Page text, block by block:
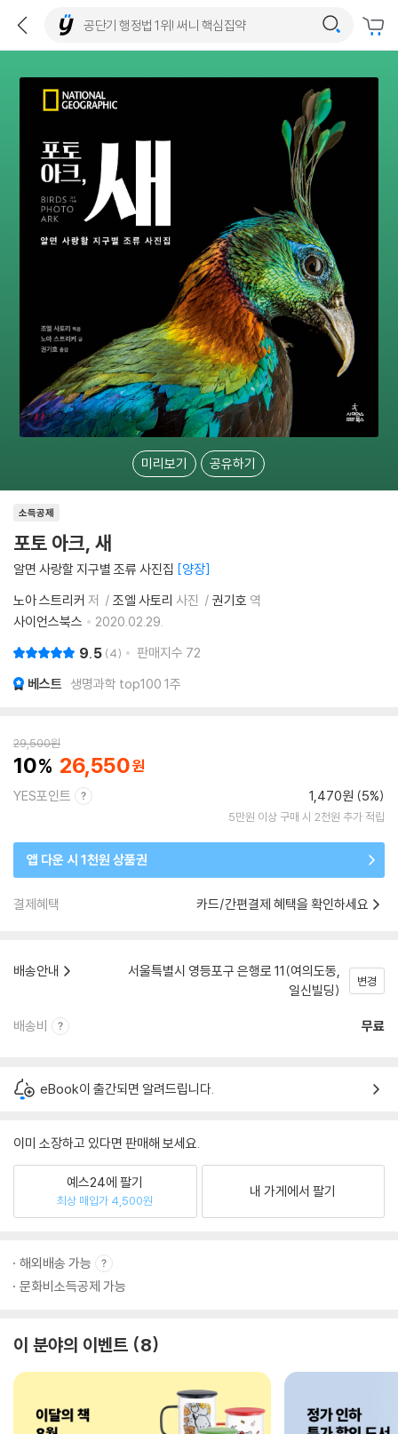
미리보기 공유하기
소득공제
포토 아크, 새
알면 사랑할 지구별 조류 사진집 양장
노아 스트리커 저 조엘 사토리 사진 권기호 역
사이언스북스
2020.02.29.
9.5 4 판매지수 72
베스트 생명과학 top100 1주
29,500원
10 26,550
YES포인트 1,470원 (5%)
5만원 이상 구매 시 2천원 추가 적립
앱 다운 시 1천원 상품권
결제혜택 카드/간편결제 혜택을 확인하세요
배송안내
서울특별시 영등포구 은행로 11(여의도동,
일신빌딩)
변경
배송비 무료
eBook이 출간되면 알려드립니다.
이미 소장하고 있다면 판매해 보세요.
예스24에 팔기
최상 매입가 4,500원
내 가게에서 팔기
해외배송 가능
문화비소득공제 가능
이 분야의 이벤트 8